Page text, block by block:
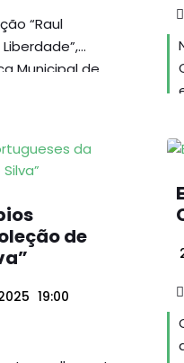
“Raul
Municipal de
Gil
de
19:00